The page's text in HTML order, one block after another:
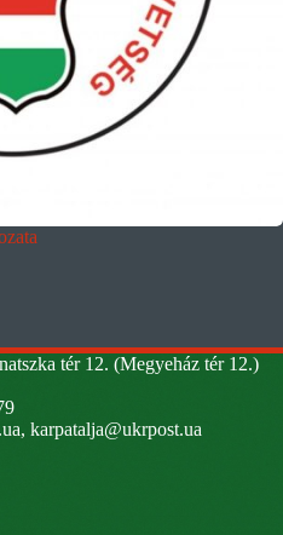
tér 12. (Megyeház tér 12.)
, karpatalja@ukrpost.ua